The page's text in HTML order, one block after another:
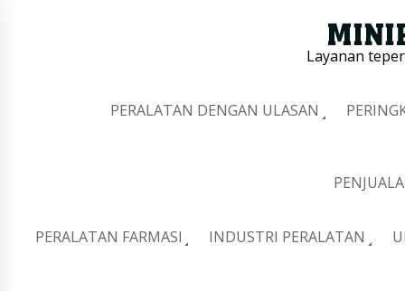
Layanan
PERALATAN DENGAN ULASAN
PERALATAN FARMASI INDUSTRI PERALATAN